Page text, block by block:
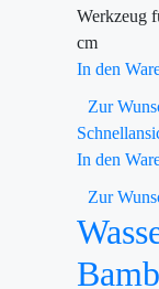
Werkzeug
cm
In den
Zur
In den
Zur